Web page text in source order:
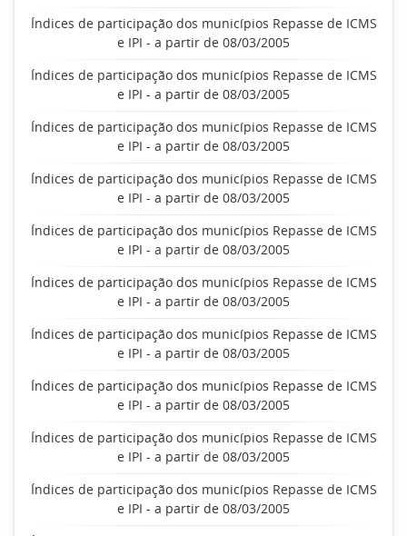
Índices de participação dos municípios Repasse de ICMS
e IPI - a partir de 08/03/2005
Índices de participação dos municípios Repasse de ICMS
e IPI - a partir de 08/03/2005
Índices de participação dos municípios Repasse de ICMS
e IPI - a partir de 08/03/2005
Índices de participação dos municípios Repasse de ICMS
e IPI - a partir de 08/03/2005
Índices de participação dos municípios Repasse de ICMS
e IPI - a partir de 08/03/2005
Índices de participação dos municípios Repasse de ICMS
e IPI - a partir de 08/03/2005
Índices de participação dos municípios Repasse de ICMS
e IPI - a partir de 08/03/2005
Índices de participação dos municípios Repasse de ICMS
e IPI - a partir de 08/03/2005
Índices de participação dos municípios Repasse de ICMS
e IPI - a partir de 08/03/2005
Índices de participação dos municípios Repasse de ICMS
e IPI - a partir de 08/03/2005